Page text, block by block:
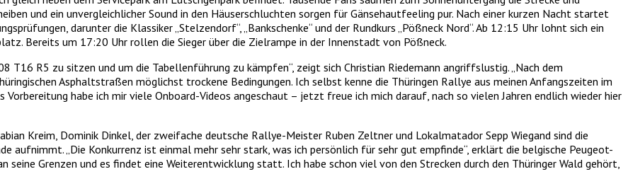
und ein unvergleichlicher Sound in den Häuserschluchten sorgen für Gänsehautfeeling pur. Nach einer kurzen Nacht startet
darunter die Klassiker „Stelzendorf“, „Bankschenke“ und der Rundkurs „Pößneck Nord“. Ab 12:15 Uhr lohnt sich ein
Bereits um 17:20 Uhr rollen die Sieger über die Zielrampe in der Innenstadt von Pößneck.
T16 R5 zu sitzen und um die Tabellenführung zu kämpfen“, zeigt sich Christian Riedemann angriffslustig. „Nach dem
Asphaltstraßen möglichst trockene Bedingungen. Ich selbst kenne die Thüringen Rallye aus meinen Anfangszeiten im
Vorbereitung habe ich mir viele Onboard-Videos angeschaut – jetzt freue ich mich darauf, nach so vielen Jahren endlich wieder hier
Kreim, Dominik Dinkel, der zweifache deutsche Rallye-Meister Ruben Zeltner und Lokalmatador Sepp Wiegand sind die
aufnimmt. „Die Konkurrenz ist einmal mehr sehr stark, was ich persönlich für sehr gut empfinde“, erklärt die belgische Peugeot-
seine Grenzen und es findet eine Weiterentwicklung statt. Ich habe schon viel von den Strecken durch den Thüringer Wald gehört,